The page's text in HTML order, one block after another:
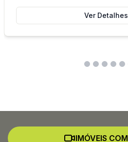
Ver Detalhes
IMÓVEIS